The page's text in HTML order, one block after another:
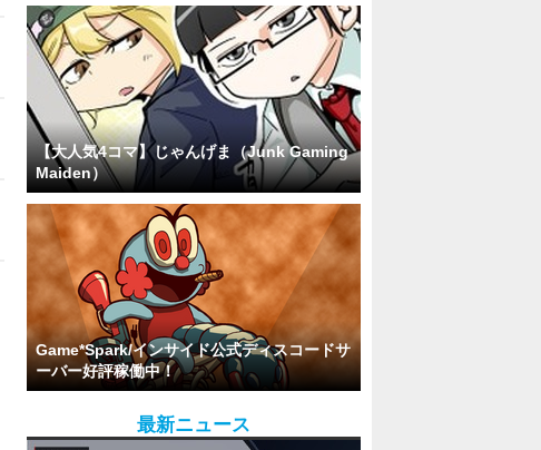
【大人気4コマ】じゃんげま（Junk Gaming
Maiden）
Game*Spark/インサイド公式ディスコードサ
ーバー好評稼働中！
最新ニュース